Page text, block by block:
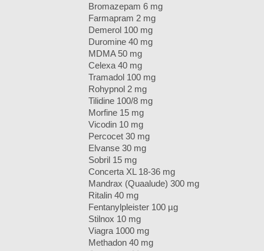
Bromazepam 6 mg
Farmapram 2 mg
Demerol 100 mg
Duromine 40 mg
MDMA 50 mg
Celexa 40 mg
Tramadol 100 mg
Rohypnol 2 mg
Tilidine 100/8 mg
Morfine 15 mg
Vicodin 10 mg
Percocet 30 mg
Elvanse 30 mg
Sobril 15 mg
Concerta XL 18-36 mg
Mandrax (Quaalude) 300 mg
Ritalin 40 mg
Fentanylpleister 100 µg
Stilnox 10 mg
Viagra 1000 mg
Methadon 40 mg